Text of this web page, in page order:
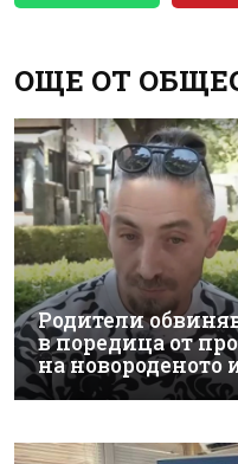
ОЩЕ ОТ
Родители
в поредица от
на новороденото